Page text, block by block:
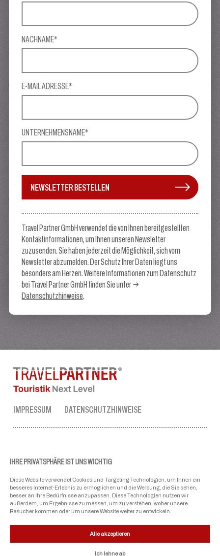
IHRE PRIVATSPHÄRE IST UNS WICHTIG
Diese Website verwendet Cookies und Targeting Technologien, um Ihnen ein
besseres Internet-Erlebnis zu ermöglichen und die Werbung, die Sie sehen,
besser an Ihre Bedürfnisse anzupassen. Diese Technologien nutzen wir
außerdem, um Ergebnisse zu messen, um zu verstehen, woher unsere
Besucher kommen oder um unsere Website weiter zu entwickeln.
Alle akzeptieren
Ich lehne ab
NACHNAME*
E-MAIL ADRESSE*
UNTERNEHMENSNAME*
NEWSLETTER BESTELLEN
Travel Partner GmbH verwendet die von Ihnen bereitgestellten
Kontaktinformationen, um Ihnen unseren Newsletter
zuzusenden. Sie haben jederzeit die Möglichkeit, sich vom
Newsletter abzumelden. Der Schutz Ihrer Daten liegt uns
besonders am Herzen. Weitere Informationen zum Datenschutz
bei Travel Partner GmbH finden Sie unter
Datenschutzhinweise.
IMPRESSUM DATENSCHUTZHINWEISE
Tel.:+43 50 3636 1
ellmau@travel-partner.com
UNSERE VERBÄNDE